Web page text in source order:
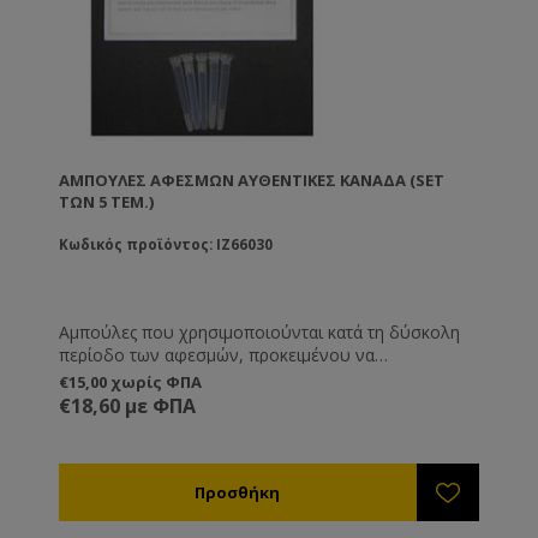
ΑΜΠΟΎΛΕΣ ΑΦΕΣΜΏΝ ΑΥΘΕΝΤΙΚΈΣ ΚΑΝΑΔΆ (SET
ΤΩΝ 5 ΤΕΜ.)
Κωδικός προϊόντος: IZ66030
Αμπούλες που χρησιμοποιούνται κατά τη δύσκολη
περίοδο των αφεσμών, προκειμένου να
προσελκύσουν το σμήνος που διαφεύγει.
€15,00 χωρίς ΦΠΑ
€18,60 με ΦΠΑ